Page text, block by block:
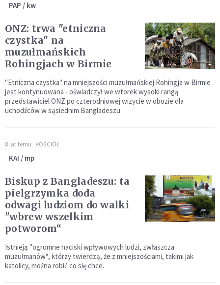
PAP / kw
ONZ: trwa "etniczna
czystka" na
muzułmańskich
Rohingjach w Birmie
"Etniczna czystka" na mniejszości muzułmańskiej Rohingja w Birmie
jest kontynuowana - oświadczył we wtorek wysoki rangą
przedstawiciel ONZ po czterodniowej wizycie w obozie dla
uchodźców w sąsiednim Bangladeszu.
8 lat temu KOŚCIÓŁ
KAI / mp
Biskup z Bangladeszu: ta
pielgrzymka doda
odwagi ludziom do walki
"wbrew wszelkim
potworom“
Istnieją "ogromne naciski wpływowych ludzi, zwłaszcza
muzułmanów“, którzy twierdzą, że z mniejszościami, takimi jak
katolicy, można robić co się chce.